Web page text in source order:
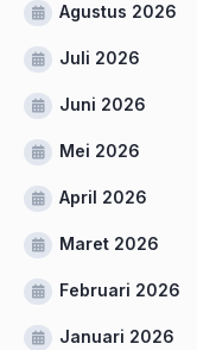
Agustus 2026
Juli 2026
Juni 2026
Mei 2026
April 2026
Maret 2026
Februari 2026
Januari 2026